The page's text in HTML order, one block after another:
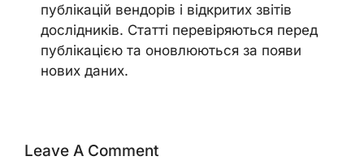
публікацій вендорів і відкритих звітів
дослідників. Статті перевіряються перед
публікацією та оновлюються за появи
нових даних.
Leave A Comment